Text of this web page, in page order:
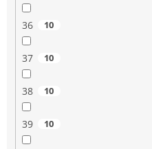
36 10
37 10
38 10
39 10